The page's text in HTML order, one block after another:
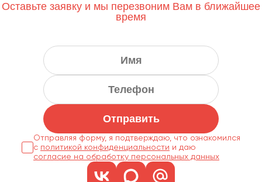
Оставьте заявку и мы перезвоним Вам в ближайшее
время
Отправить
Отправляя форму, я подтверждаю, что ознакомился
с политикой конфиденциальности
согласие на обработку персональных данных